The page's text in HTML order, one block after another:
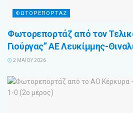
ΦΩΤΟΡΕΠΟΡΤΑΖ
Φωτορεπορτάζ από τον
Γιούργας” ΑΕ Λευκίμμης-
2 ΜΑΪ́ΟΥ 2026